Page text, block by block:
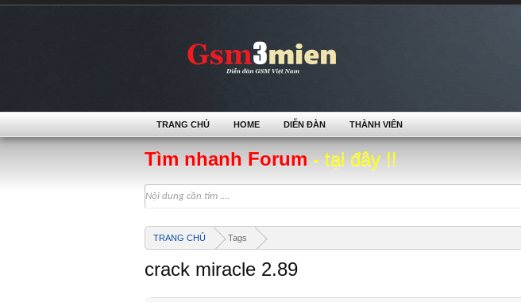
Tìm nhanh Forum - tại đây !!
TRANG CHỦ Tags
crack miracle 2.89
TRANG CHỦ HOME DIỄN ĐÀN THÀNH VIÊN